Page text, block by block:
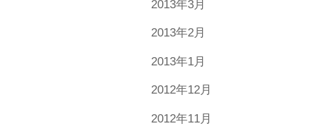
2013年3月
2013年2月
2013年1月
2012年12月
2012年11月